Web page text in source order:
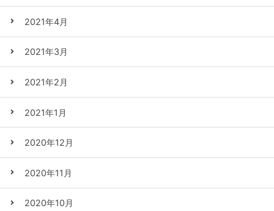
2021年4月
2021年3月
2021年2月
2021年1月
2020年12月
2020年11月
2020年10月